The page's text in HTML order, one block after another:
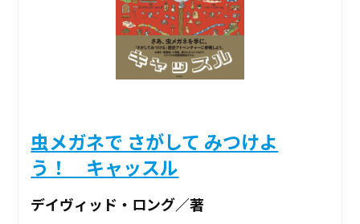
虫メガネで さがして みつけよ
う！ キャッスル
デイヴィッド・ロング／著